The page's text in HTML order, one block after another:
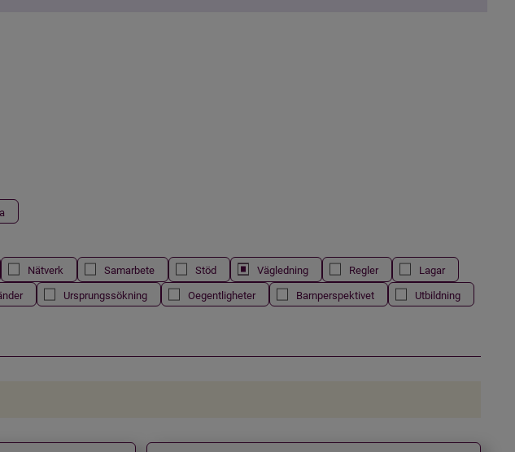
Nätverk Samarbete Stöd Vägledning Regler
Lagar
Ursprungssökning Oegentligheter Barnperspektivet
Utbildning